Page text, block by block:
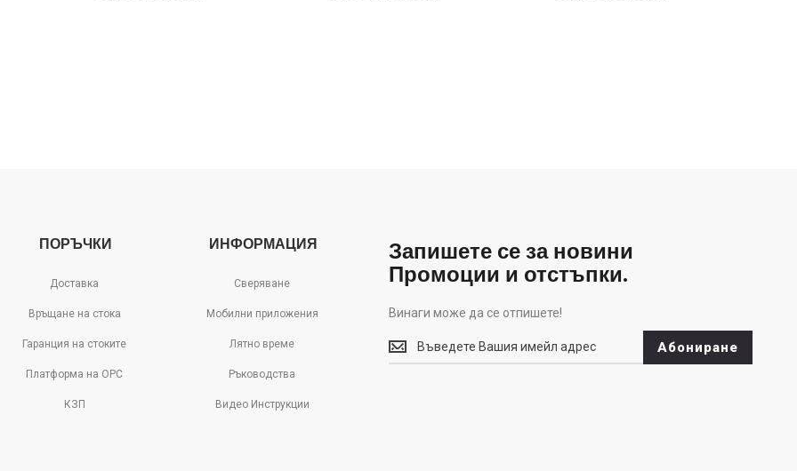
Запишете се за новини
Промоции и отстъпки.
Винаги може да се отпишете!
Винаги
може
Абониране
ПОРЪЧКИ
Доставка
Връщане на стока
Гаранция на стоките
Платформа на ОРС
КЗП
ИНФОРМАЦИЯ
Сверяване
Мобилни приложения
Лятно време
Ръководства
Видео Инструкции